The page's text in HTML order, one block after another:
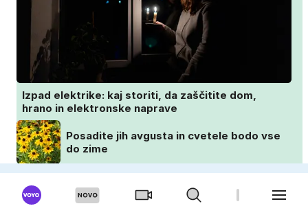
Izpad elektrike: kaj storiti, da zaščitite dom,
hrano in elektronske naprave
Posadite jih avgusta in cvetele bodo vse
do zime
Črne pege na vrtnicah? Ta preprosta
sestavina pomaga preprečiti težavo